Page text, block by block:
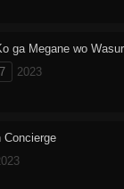
ga Megane wo
2023
Concierge